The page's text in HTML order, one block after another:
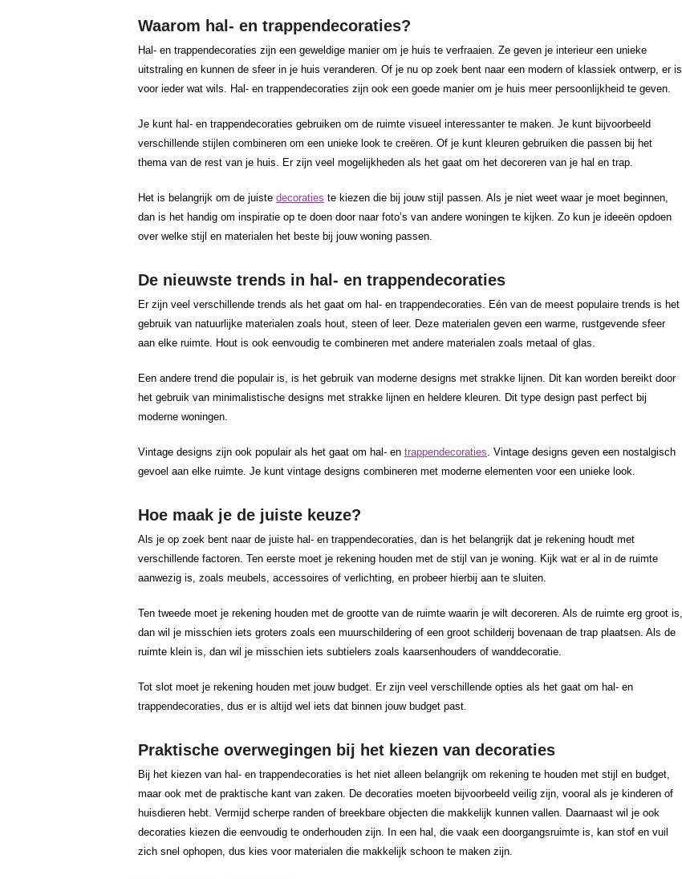
Waarom hal- en trappendecoraties?
Hal- en trappendecoraties zijn een geweldige manier om je huis te verfraaien. Ze geven je interieur een unieke
uitstraling en kunnen de sfeer in je huis veranderen. Of je nu op zoek bent naar een modern of klassiek ontwerp, er is
voor ieder wat wils. Hal- en trappendecoraties zijn ook een goede manier om je huis meer persoonlijkheid te geven.
Je kunt hal- en trappendecoraties gebruiken om de ruimte visueel interessanter te maken. Je kunt bijvoorbeeld
verschillende stijlen combineren om een unieke look te creëren. Of je kunt kleuren gebruiken die passen bij het
thema van de rest van je huis. Er zijn veel mogelijkheden als het gaat om het decoreren van je hal en trap.
Het is belangrijk om de juiste decoraties te kiezen die bij jouw stijl passen. Als je niet weet waar je moet beginnen,
dan is het handig om inspiratie op te doen door naar foto’s van andere woningen te kijken. Zo kun je ideeën opdoen
over welke stijl en materialen het beste bij jouw woning passen.
De nieuwste trends in hal- en trappendecoraties
Er zijn veel verschillende trends als het gaat om hal- en trappendecoraties. Eén van de meest populaire trends is het
gebruik van natuurlijke materialen zoals hout, steen of leer. Deze materialen geven een warme, rustgevende sfeer
aan elke ruimte. Hout is ook eenvoudig te combineren met andere materialen zoals metaal of glas.
Een andere trend die populair is, is het gebruik van moderne designs met strakke lijnen. Dit kan worden bereikt door
het gebruik van minimalistische designs met strakke lijnen en heldere kleuren. Dit type design past perfect bij
moderne woningen.
Vintage designs zijn ook populair als het gaat om hal- en trappendecoraties . Vintage designs geven een nostalgisch
gevoel aan elke ruimte. Je kunt vintage designs combineren met moderne elementen voor een unieke look.
Hoe maak je de juiste keuze?
Als je op zoek bent naar de juiste hal- en trappendecoraties, dan is het belangrijk dat je rekening houdt met
verschillende factoren. Ten eerste moet je rekening houden met de stijl van je woning. Kijk wat er al in de ruimte
aanwezig is, zoals meubels, accessoires of verlichting, en probeer hierbij aan te sluiten.
Ten tweede moet je rekening houden met de grootte van de ruimte waarin je wilt decoreren. Als de ruimte erg groot is,
dan wil je misschien iets groters zoals een muurschildering of een groot schilderij bovenaan de trap plaatsen. Als de
ruimte klein is, dan wil je misschien iets subtielers zoals kaarsenhouders of wanddecoratie.
Tot slot moet je rekening houden met jouw budget. Er zijn veel verschillende opties als het gaat om hal- en
trappendecoraties, dus er is altijd wel iets dat binnen jouw budget past.
Praktische overwegingen bij het kiezen van decoraties
Bij het kiezen van hal- en trappendecoraties is het niet alleen belangrijk om rekening te houden met stijl en budget,
maar ook met de praktische kant van zaken. De decoraties moeten bijvoorbeeld veilig zijn, vooral als je kinderen of
huisdieren hebt. Vermijd scherpe randen of breekbare objecten die makkelijk kunnen vallen. Daarnaast wil je ook
decoraties kiezen die eenvoudig te onderhouden zijn. In een hal, die vaak een doorgangsruimte is, kan stof en vuil
zich snel ophopen, dus kies voor materialen die makkelijk schoon te maken zijn.